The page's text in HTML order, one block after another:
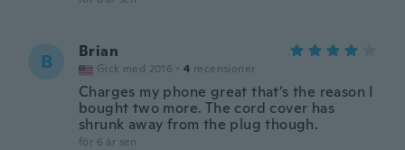
B Brian
Gick med 2016 · 4 recensioner
Charges my phone great that’s the reason I
bought two more. The cord cover has
shrunk away from the plug though.
för 6 år sen